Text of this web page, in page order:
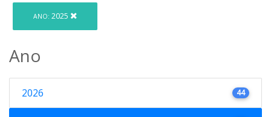
ANO: 2025
Ano
2026 44